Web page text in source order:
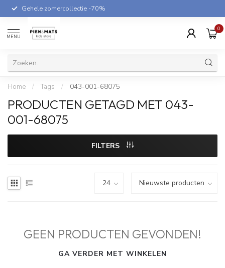
Gehele zomercollectie -70%
MENU
0
Home / Tags / 043-001-68075
PRODUCTEN GETAGD MET 043-
001-68075
FILTERS
GEEN PRODUCTEN GEVONDEN!
GA VERDER MET WINKELEN